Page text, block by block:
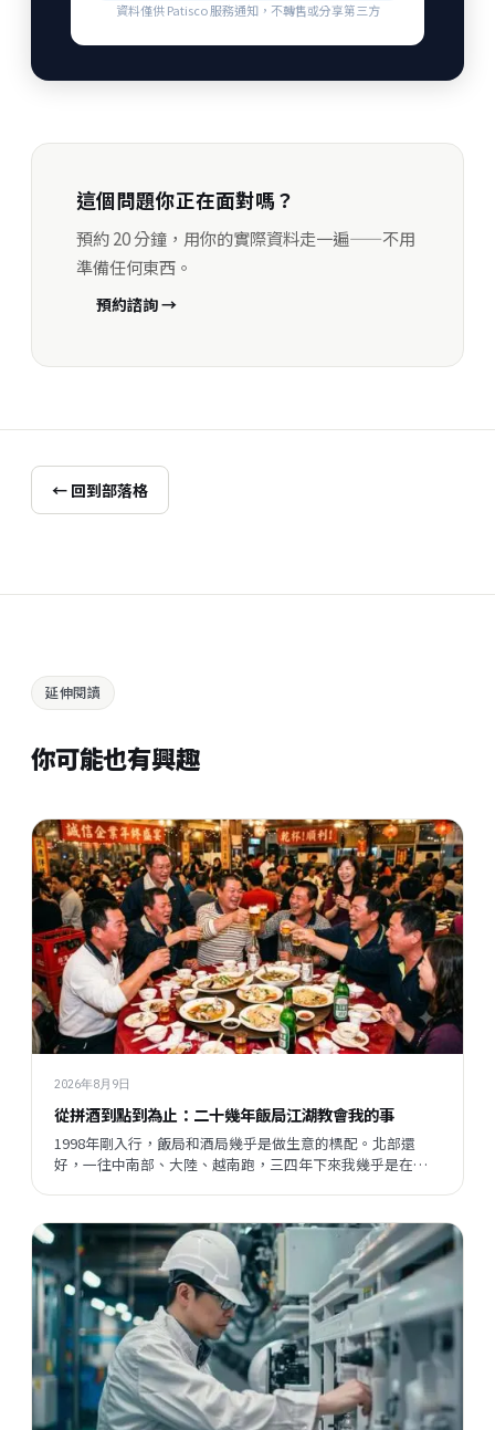
資料僅供 Patisco 服務通知，不轉售或分享第三方
這個問題你正在面對嗎？
預約 20 分鐘，用你的實際資料走一遍——不用
準備任何東西。
預約諮詢 →
← 回到部落格
延伸閱讀
你可能也有興趣
2026年8月9日
從拼酒到點到為止：二十幾年飯局江湖教會我的事
1998年剛入行，飯局和酒局幾乎是做生意的標配。北部還
好，一往中南部、大陸、越南跑，三四年下來我幾乎是在酒
久的事。